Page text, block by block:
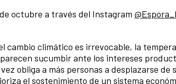
octubre a través del Instagram
cambio climático es irrevocable, la
sucumbir ante los intereses
obliga a más personas a desplazarse
el sostenimiento de un sistema